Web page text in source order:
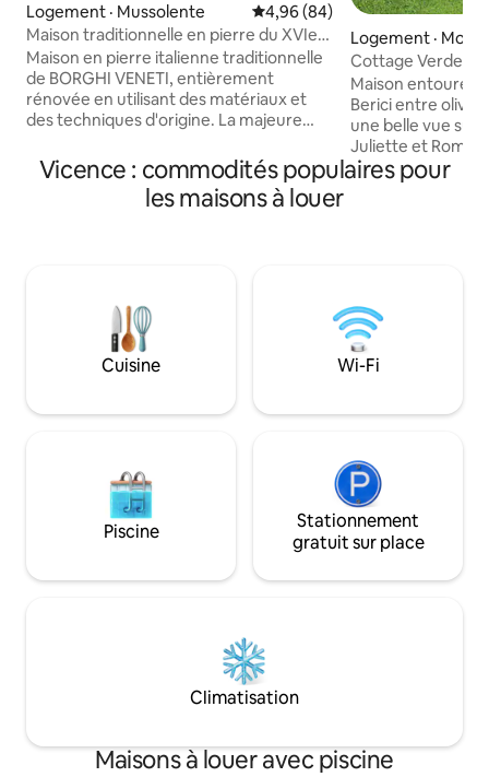
Logement · Mussolente Note moyenne de 4,96 sur 5,
4,96 (84)
Maison traditionnelle en pierre du XVIe
siècle en Italie
Maison en pierre italienne traditionnelle
de BORGHI VENETI, entièrement
rénovée en utilisant des matériaux et
des techniques d'origine. La majeure
proviennent de marchés d'antiquités
locaux. La maison est située dans un
tout à fait "borgo" pas beaucoup de
Stratégiquement situé au centre de la
région, à proximité de Bassano, de
Venise, des montagnes et de
nombreuses petites villes historiques.
Logement ·
giore
Cottage
Maison entourée
Berici entre
une belle vue sur
Juliette et
Maggiore. Solution idéale, pour ceux qui
veulent être
centaines de
dei Colli Berici,
touristiques qui
environ 130 km
Vicence : commodités populaires pour
les maisons à louer
Cuisine Wi-Fi
Piscine
Stationnement
gratuit sur place
Climatisation
Maisons à louer avec piscine